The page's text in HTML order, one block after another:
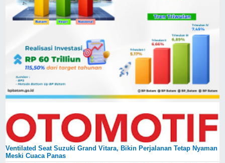
Ventilated Seat Suzuki Grand Vitara, Bikin Perjalanan Tetap Nyaman
Meski Cuaca Panas